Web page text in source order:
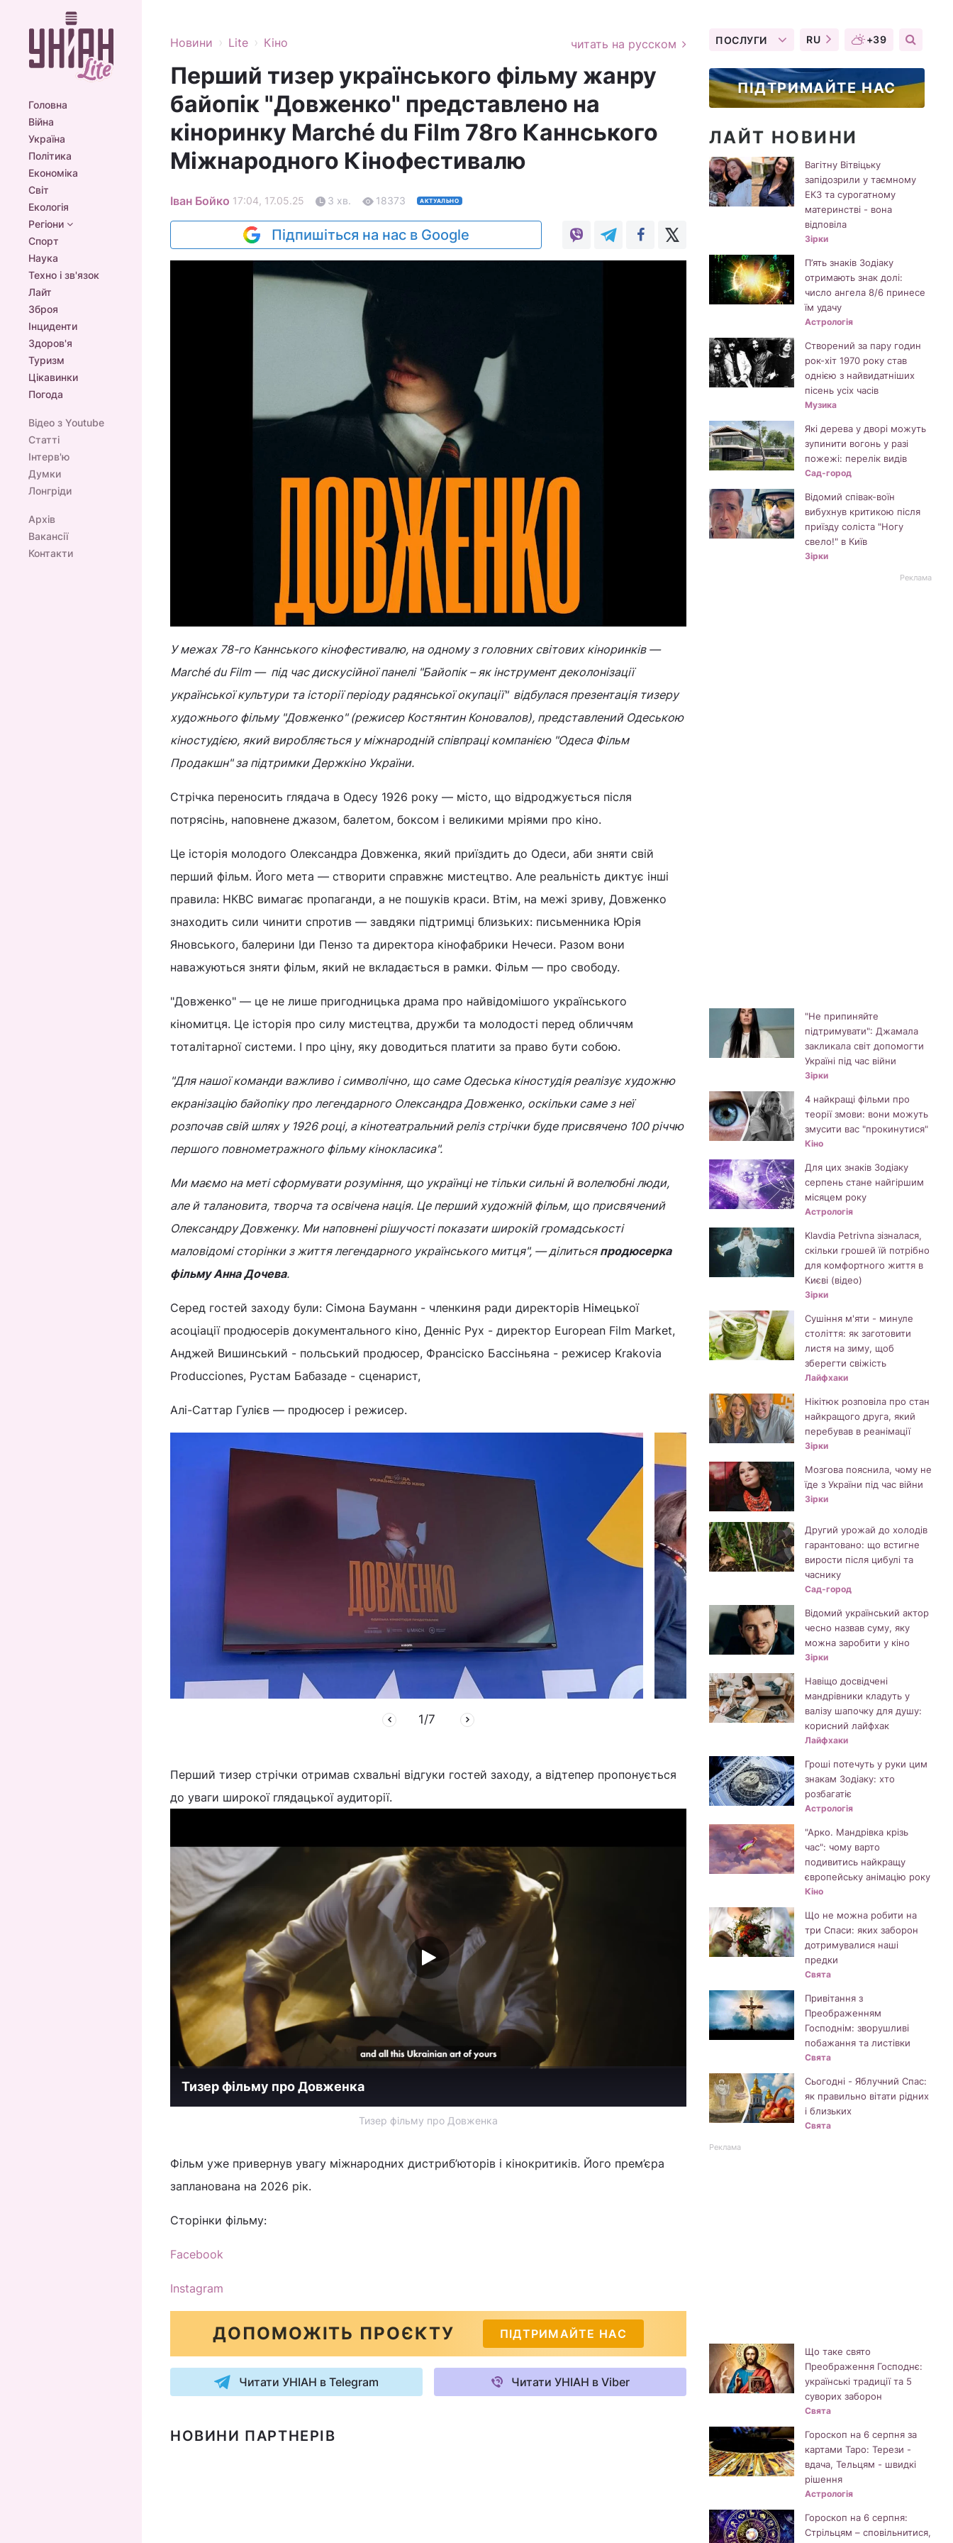
Головна
Війна
Україна
Політика
Економіка
Світ
Екологія
Регіони
Спорт
Наука
Техно і зв'язок
Лайт
Зброя
Інциденти
Здоров'я
Туризм
Цікавинки
Погода
Відео з Youtube
Статті
Інтерв'ю
Думки
Лонгріди
Архів
Вакансії
Контакти
Новини › Lite › Кіно читать на русском
Перший тизер українського фільму жанру
байопік "Довженко" представлено на
кіноринку Marché du Film 78го Каннського
Міжнародного Кінофестивалю
Іван Бойко 17:04, 17.05.25 3 хв. 18373 АКТУАЛЬНО
Підпишіться на нас в Google
У межах 78-го Каннського кінофестивалю, на одному з головних світових кіноринків —
Marché du Film — під час дискусійної панелі "Байопік – як інструмент деколонізації
української культури та історії періоду радянської окупації" відбулася презентація тизеру
художнього фільму "Довженко" (режисер Костянтин Коновалов), представлений Одеською
кіностудією, який виробляється у міжнародній співпраці компанією "Одеса Фільм
Продакшн" за підтримки Держкіно України.
Стрічка переносить глядача в Одесу 1926 року — місто, що відроджується після
потрясінь, наповнене джазом, балетом, боксом і великими мріями про кіно.
Це історія молодого Олександра Довженка, який приїздить до Одеси, аби зняти свій
перший фільм. Його мета — створити справжнє мистецтво. Але реальність диктує інші
правила: НКВС вимагає пропаганди, а не пошуків краси. Втім, на межі зриву, Довженко
знаходить сили чинити спротив — завдяки підтримці близьких: письменника Юрія
Яновського, балерини Іди Пензо та директора кінофабрики Нечеси. Разом вони
наважуються зняти фільм, який не вкладається в рамки. Фільм — про свободу.
"Довженко" — це не лише пригодницька драма про найвідомішого українського
кіномитця. Це історія про силу мистецтва, дружби та молодості перед обличчям
тоталітарної системи. І про ціну, яку доводиться платити за право бути собою.
"Для нашої команди важливо і символічно, що саме Одеська кіностудія реалізує художню
екранізацію байопіку про легендарного Олександра Довженко, оскільки саме з неї
розпочав свій шлях у 1926 році, а кінотеатральний реліз стрічки буде присвячено 100 річчю
першого повнометражного фільму кінокласика".
Ми маємо на меті сформувати розуміння, що українці не тільки сильні й волелюбні люди,
але й талановита, творча та освічена нація. Це перший художній фільм, що присвячений
Олександру Довженку. Ми наповнені рішучості показати широкій громадськості
маловідомі сторінки з життя легендарного українського митця", — ділиться продюсерка
фільму Анна Дочева.
Серед гостей заходу були: Сімона Бауманн - членкиня ради директорів Німецької
асоціації продюсерів документального кіно, Денніс Рух - директор European Film Market,
Анджей Вишинський - польський продюсер, Франсіско Бассіньяна - режисер Krakovia
Producciones, Рустам Бабазаде - сценарист,
Алі-Саттар Гулієв — продюсер і режисер.
1/7
Перший тизер стрічки отримав схвальні відгуки гостей заходу, а відтепер пропонується
до уваги широкої глядацької аудиторії.
Тизер фільму про Довженка
Тизер фільму про Довженка
Фільм уже привернув увагу міжнародних дистриб’юторів і кінокритиків. Його прем’єра
запланована на 2026 рік.
Сторінки фільму:
Facebook
Instagram
ДОПОМОЖІТЬ ПРОЄКТУ ПІДТРИМАЙТЕ НАС
Читати УНІАН в Telegram Читати УНІАН в Viber
НОВИНИ ПАРТНЕРІВ
ПОСЛУГИ RU +39
ПІДТРИМАЙТЕ НАС
ЛАЙТ НОВИНИ
Вагітну Вітвіцьку
запідозрили у таємному
ЕКЗ та сурогатному
материнстві - вона
відповіла
Зірки
П’ять знаків Зодіаку
отримають знак долі:
число ангела 8/6 принесе
їм удачу
Астрологія
Створений за пару годин
рок-хіт 1970 року став
однією з найвидатніших
пісень усіх часів
Музика
Які дерева у дворі можуть
зупинити вогонь у разі
пожежі: перелік видів
Сад-город
Відомий співак-воїн
вибухнув критикою після
приїзду соліста "Ногу
свело!" в Київ
Зірки
Реклама
"Не припиняйте
підтримувати": Джамала
закликала світ допомогти
Україні під час війни
Зірки
4 найкращі фільми про
теорії змови: вони можуть
змусити вас "прокинутися"
Кіно
Для цих знаків Зодіаку
серпень стане найгіршим
місяцем року
Астрологія
Klavdia Petrivna зізналася,
скільки грошей їй потрібно
для комфортного життя в
Києві (відео)
Зірки
Сушіння м'яти - минуле
століття: як заготовити
листя на зиму, щоб
зберегти свіжість
Лайфхаки
Нікітюк розповіла про стан
найкращого друга, який
перебував в реанімації
Зірки
Мозгова пояснила, чому не
їде з України під час війни
Зірки
Другий урожай до холодів
гарантовано: що встигне
вирости після цибулі та
часнику
Сад-город
Відомий український актор
чесно назвав суму, яку
можна заробити у кіно
Зірки
Навіщо досвідчені
мандрівники кладуть у
валізу шапочку для душу:
корисний лайфхак
Лайфхаки
Гроші потечуть у руки цим
знакам Зодіаку: хто
розбагатіє
Астрологія
"Арко. Мандрівка крізь
час": чому варто
подивитись найкращу
європейську анімацію року
Кіно
Що не можна робити на
три Спаси: яких заборон
дотримувалися наші
предки
Свята
Привітання з
Преображенням
Господнім: зворушливі
побажання та листівки
Свята
Сьогодні - Яблучний Спас:
як правильно вітати рідних
і близьких
Свята
Реклама
Що таке свято
Преображення Господнє:
українські традиції та 5
суворих заборон
Свята
Гороскоп на 6 серпня за
картами Таро: Терези -
вдача, Тельцям - швидкі
рішення
Астрологія
Гороскоп на 6 серпня:
Стрільцям – сповільнитися,